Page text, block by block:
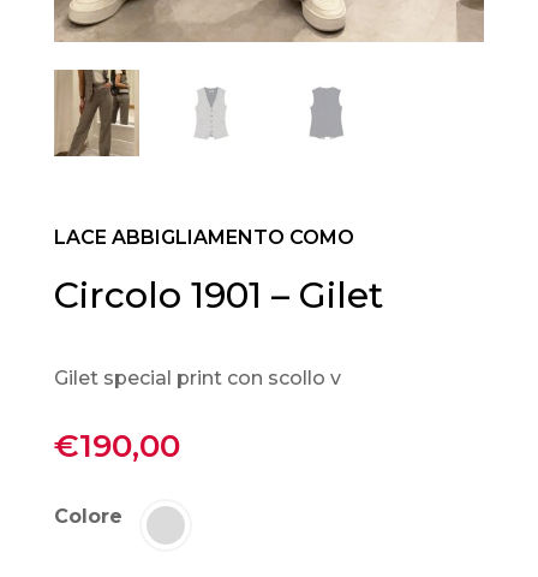
LACE ABBIGLIAMENTO COMO
Circolo 1901 – Gilet
Gilet special print con scollo v
€190,00
Colore